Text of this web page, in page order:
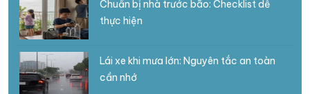
Chuẩn bị nhà trước bão: Checklist dễ
thực hiện
Lái xe khi mưa lớn: Nguyên tắc an toàn
cần nhớ